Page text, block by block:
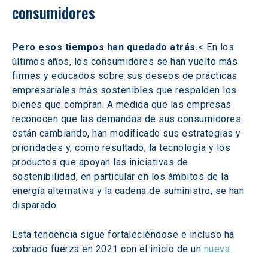
consumidores
Pero esos tiempos han quedado atrás.< En los
últimos años, los consumidores se han vuelto más
firmes y educados sobre sus deseos de prácticas
empresariales más sostenibles que respalden los
bienes que compran. A medida que las empresas
reconocen que las demandas de sus consumidores
están cambiando, han modificado sus estrategias y
prioridades y, como resultado, la tecnología y los
productos que apoyan las iniciativas de
sostenibilidad, en particular en los ámbitos de la
energía alternativa y la cadena de suministro, se han
disparado.
Esta tendencia sigue fortaleciéndose e incluso ha
cobrado fuerza en 2021 con el inicio de un nueva